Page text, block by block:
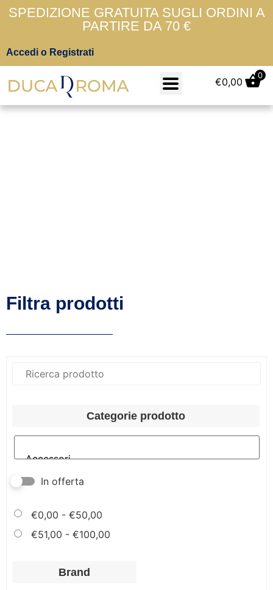
SPEDIZIONE GRATUITA SUGLI ORDINI A
PARTIRE DA 70 €
Accedi o Registrati
€0,00
0
Filtra prodotti
Categorie prodotto
In offerta
€0,00 - €50,00
€51,00 - €100,00
Brand